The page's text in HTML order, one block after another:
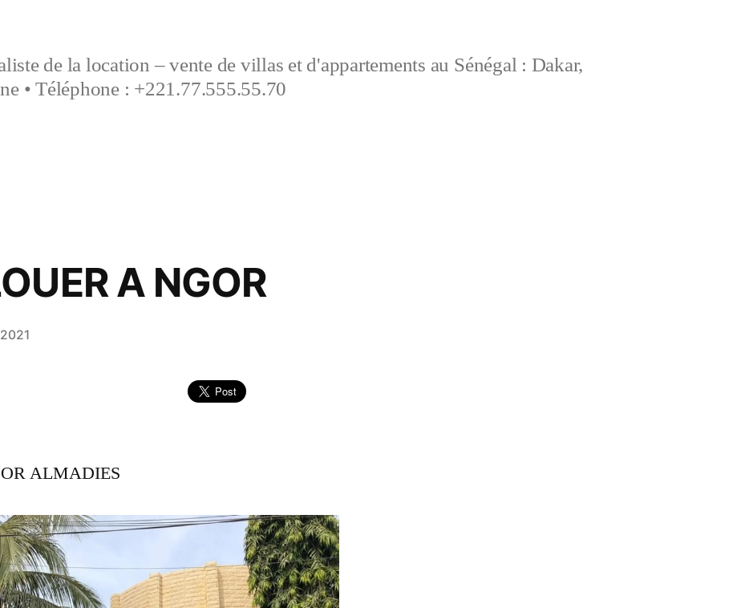
de la location – vente de villas et d'appartements au Sénégal : Dakar,
• Téléphone : +221.77.555.55.70
A NGOR
ALMADIES